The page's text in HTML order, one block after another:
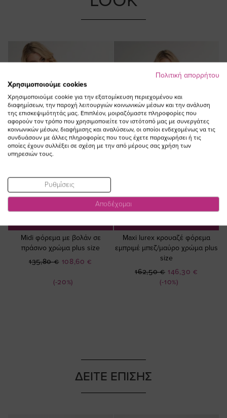
ΠΡΟΣΘΗΚΗ ΣΤΟ
Midi φόρεμα με βολάν σε
πράσινο χρώμα plus size
(-20%)
Ειδική
108,60 €
135,80 €
ΠΡΟΣΘΗΚΗ ΣΤΟ
Maxi lurex κρουαζέ φόρεμα
εμπριμέ μπεζ/μαύρο χρώμα plus
size
(-10%)
Ειδική
Τιμή
146,30 €
162,50 €
ΔΕΙΤΕ ΕΠΙΣΗΣ
Πολιτική απορρήτου
Χρησιμοποιούμε cookies
Χρησιμοποιούμε cookie για την εξατομίκευση περιεχομένου και
διαφημίσεων, την παροχή λειτουργιών κοινωνικών μέσων και την ανάλυση
της επισκεψιμότητάς μας. Επιπλέον, μοιραζόμαστε πληροφορίες που
αφορούν τον τρόπο που χρησιμοποιείτε τον ιστότοπό μας με συνεργάτες
κοινωνικών μέσων, διαφήμισης και αναλύσεων, οι οποίοι ενδεχομένως να τις
συνδυάσουν με άλλες πληροφορίες που τους έχετε παραχωρήσει ή τις
οποίες έχουν συλλέξει σε σχέση με την από μέρους σας χρήση των
υπηρεσιών τους.
Ρυθμίσεις
Αποδέχομαι